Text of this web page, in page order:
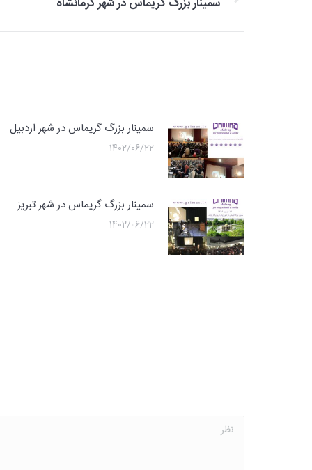
سمینار بزرگ گریماس در شهر کرمانشاه
سمینار بزرگ گریماس در شهر اردبیل
1402/06/22
سمینار بزرگ گریماس در شهر تبریز
1402/06/22
نظر